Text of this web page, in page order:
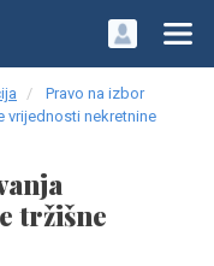
Pravo na izbor
vrijednosti nekretnine
tržišne